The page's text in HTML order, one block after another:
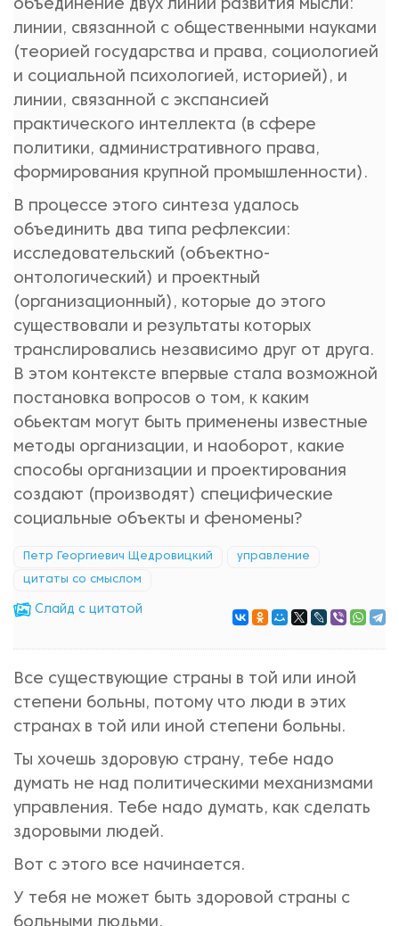
объединение двух линий развития мысли:
линии, связанной с общественными науками
(теорией государства и права, социологией
и социальной психологией, историей), и
линии, связанной с экспансией
практического интеллекта (в сфере
политики, административного права,
формирования крупной промышленности).
В процессе этого синтеза удалось
объединить два типа рефлексии:
исследовательский (объектно-
онтологический) и проектный
(организационный), которые до этого
существовали и результаты которых
транслировались независимо друг от друга.
В этом контексте впервые стала возможной
постановка вопросов о том, к каким
обьектам могут быть применены известные
методы организации, и наоборот, какие
способы организации и проектирования
создают (производят) специфические
социальные объекты и феномены?
Петр Георгиевич Щедровицкий управление
цитаты со смыслом
Cлайд с цитатой
Все существующие страны в той или иной
степени больны, потому что люди в этих
странах в той или иной степени больны.
Ты хочешь здоровую страну, тебе надо
думать не над политическими механизмами
управления. Тебе надо думать, как сделать
здоровыми людей.
Вот с этого все начинается.
У тебя не может быть здоровой страны с
больными людьми.